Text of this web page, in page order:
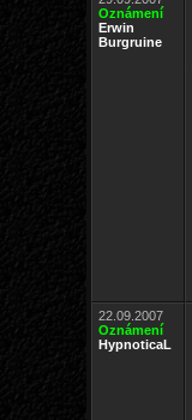
Oznámení
Erwin
Burgruine
22.09.2007
Oznámení
HypnoticaL